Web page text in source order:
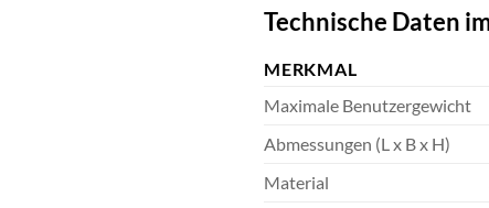
Technische Daten
MERKMAL
Maximale Benutzergewicht
Abmessungen (L x B x H)
Material